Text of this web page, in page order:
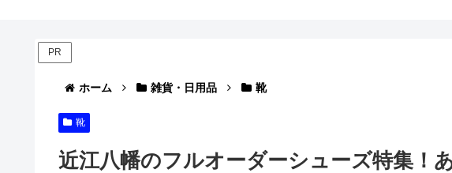
PR
ホーム 雑貨・日用品 靴
靴
近江八幡のフルオーダーシューズ特集！